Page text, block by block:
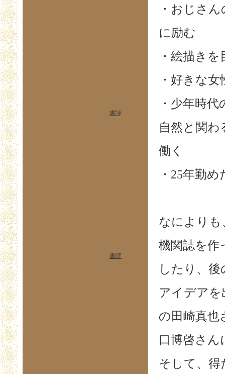
・おじさ
に励む
・絵描きを
・好きな
・少年時
自然と関わ
働く
・25年勤
なによりも
機関誌を作
したり、
アイデアを
の田崎真也
口博啓さ
そして、得
書評
書評